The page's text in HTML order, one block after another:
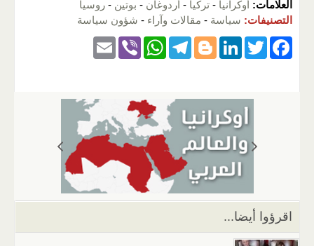
العلامات: أوكرانيا - تركيا - أردوغان - بوتين - روسيا
التصنيفات: سياسة - مقالات وآراء - شؤون سياسة
F
k
T
er
Li
e
dI
n
Bl
g
er
T
gr
a
m
W
s
A
p
Vi
اقرؤوا أيضا...